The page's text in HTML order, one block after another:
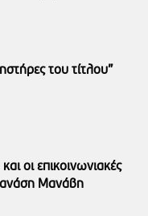
του τίτλου”
οι επικοινωνιακές
Μανάβη